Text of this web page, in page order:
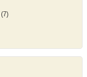
(7)